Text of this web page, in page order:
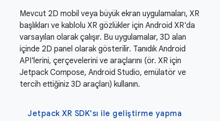
Mevcut 2D mobil veya büyük ekran uygulamaları, XR
başlıkları ve kablolu XR gözlükler için Android XR'da
varsayılan olarak çalışır. Bu uygulamalar, 3D alan
içinde 2D panel olarak gösterilir. Tanıdık Android
API'lerini, çerçevelerini ve araçlarını (ör. XR için
Jetpack Compose, Android Studio, emülatör ve
tercih ettiğiniz 3D araçları) kullanın.
Jetpack XR SDK'sı ile geliştirme yapma